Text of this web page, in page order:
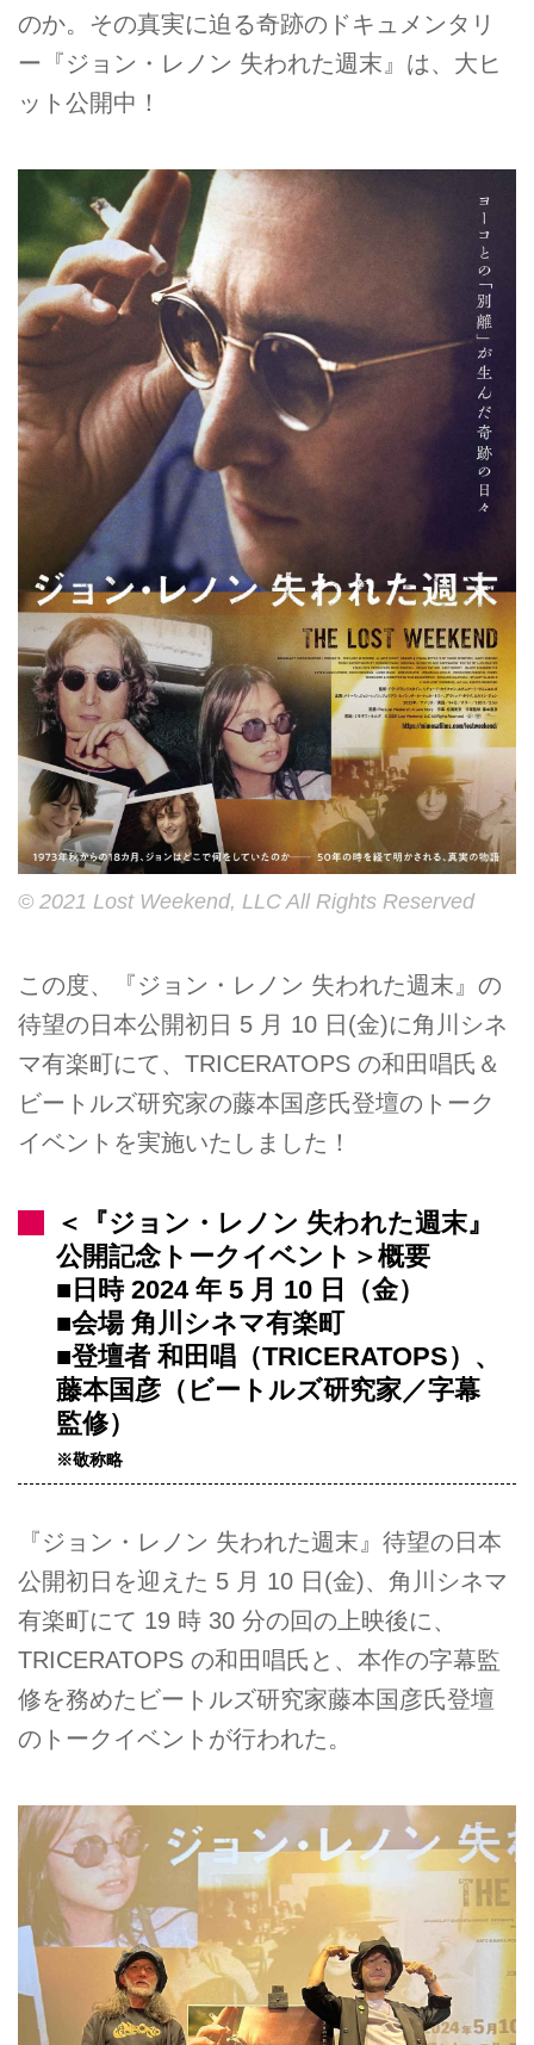
のか。その真実に迫る奇跡のドキュメンタリ
ー『ジョン・レノン 失われた週末』は、大ヒ
ット公開中！
© 2021 Lost Weekend, LLC All Rights Reserved
この度、『ジョン・レノン 失われた週末』の
待望の日本公開初日 5 月 10 日(金)に角川シネ
マ有楽町にて、TRICERATOPS の和田唱氏＆
ビートルズ研究家の藤本国彦氏登壇のトーク
イベントを実施いたしました！
＜『ジョン・レノン 失われた週末』
公開記念トークイベント＞概要
■日時 2024 年 5 月 10 日（金）
■会場 角川シネマ有楽町
■登壇者 和田唱（TRICERATOPS）、
藤本国彦（ビートルズ研究家／字幕
監修）
※敬称略
『ジョン・レノン 失われた週末』待望の日本
公開初日を迎えた 5 月 10 日(金)、角川シネマ
有楽町にて 19 時 30 分の回の上映後に、
TRICERATOPS の和田唱氏と、本作の字幕監
修を務めたビートルズ研究家藤本国彦氏登壇
のトークイベントが行われた。